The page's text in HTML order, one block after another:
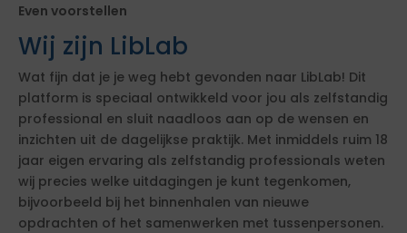
Even voorstellen
Wij zijn LibLab
Wat fijn dat je je weg hebt gevonden naar LibLab! Dit
platform is speciaal ontwikkeld voor jou als zelfstandig
professional en sluit naadloos aan op de wensen en
inzichten uit de dagelijkse praktijk. Met inmiddels ruim 18
jaar eigen ervaring als zelfstandig professionals weten
wij precies welke uitdagingen je kunt tegenkomen,
bijvoorbeeld bij het binnenhalen van nieuwe
opdrachten of het samenwerken met tussenpersonen.